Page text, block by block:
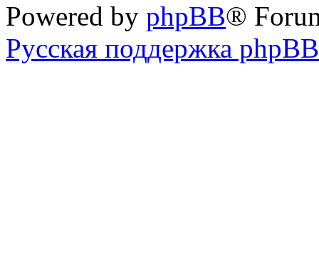
Powered by phpBB®
Русская поддержка phpBB